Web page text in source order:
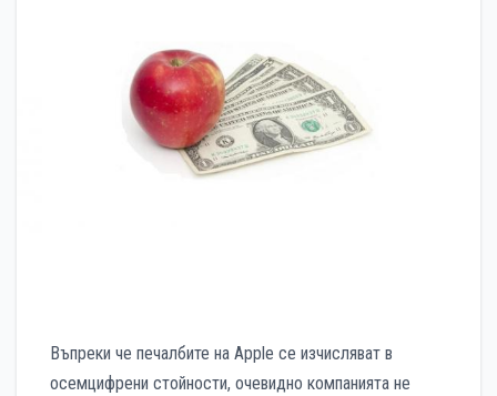
Въпреки че печалбите на Apple се изчисляват в
осемцифрени стойности, очевидно компанията не